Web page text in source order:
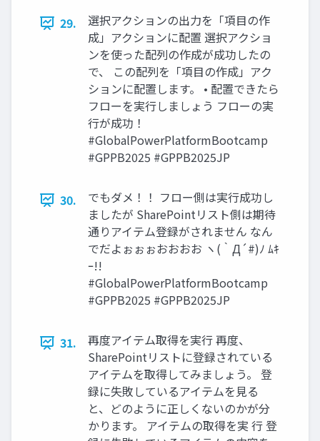
29.
選択アクションの出力を「項目の作
成」アクションに配置 選択アクショ
ンを使った配列の作成が成功したの
で、 この配列を「項目の作成」アク
ションに配置します。 • 配置できたら
フローを実行しましょう フローの実
行が成功！
#GlobalPowerPlatformBootcamp
#GPPB2025 #GPPB2025JP
30.
でもダメ！！ フロー側は実行成功し
ましたが SharePointリスト側は期待
通りアイテム登録がされません なん
でだよぉぉぉおおおお ヽ(｀Д´#)ﾉ ﾑｷ
ｰ!!
#GlobalPowerPlatformBootcamp
#GPPB2025 #GPPB2025JP
31.
再度アイテム取得を実行 再度、
SharePointリストに登録されている
アイテムを取得してみましょう。 登
録に失敗しているアイテムを見る
と、どのように正しくないのかが分
かります。 アイテムの取得を実 行 登